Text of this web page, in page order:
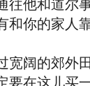
他和道尔事
和你的家人
阔的郊外田
要在这儿买